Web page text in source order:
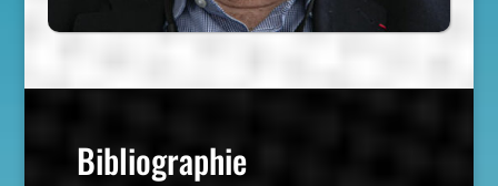
Bibliographie